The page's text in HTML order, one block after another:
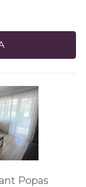
Popas